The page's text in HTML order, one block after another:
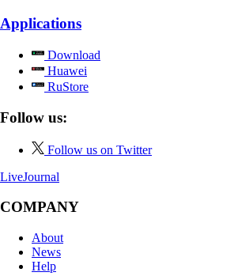
Applications
Download
Huawei
RuStore
Follow us:
Follow us on Twitter
LiveJournal
COMPANY
About
News
Help